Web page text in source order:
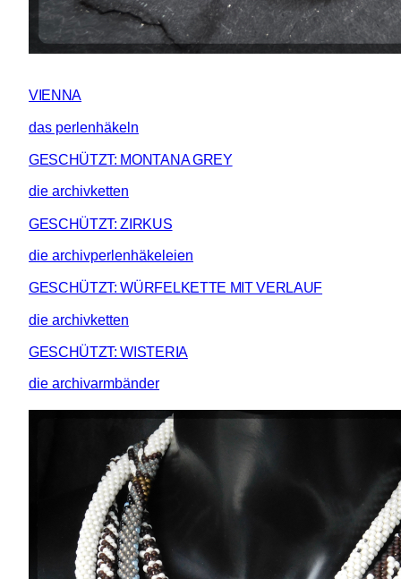
VIENNA
das perlenhäkeln
GESCHÜTZT: MONTANA GREY
die archivketten
GESCHÜTZT: ZIRKUS
die archivperlenhäkeleien
GESCHÜTZT: WÜRFELKETTE MIT VERLAUF
die archivketten
GESCHÜTZT: WISTERIA
die archivarmbänder